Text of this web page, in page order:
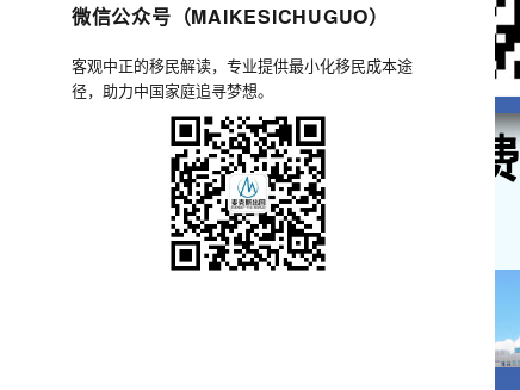
微信公众号（MAIKESICHUGUO）
客观中正的移民解读，专业提供最小化移民成本途
径，助力中国家庭追寻梦想。